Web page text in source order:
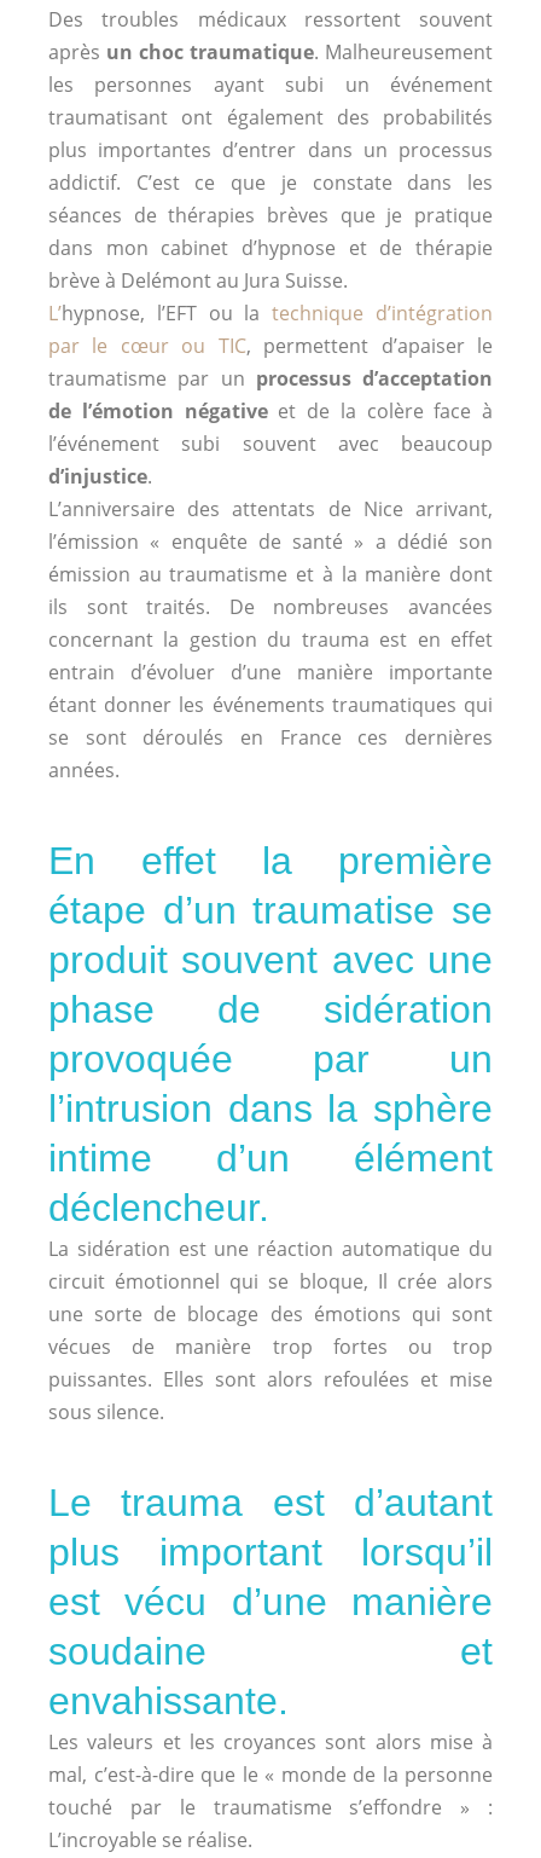
Des troubles médicaux ressortent souvent
après un choc traumatique. Malheureusement
les personnes ayant subi un événement
traumatisant ont également des probabilités
plus importantes d’entrer dans un processus
addictif. C’est ce que je constate dans les
séances de thérapies brèves que je pratique
dans mon cabinet d’hypnose et de thérapie
brève à Delémont au Jura Suisse.
L’hypnose, l’EFT ou latechnique d’intégration
par le cœur ou TIC, permettent d’apaiser le
traumatisme par un processus d’acceptation
de l’émotion négativeet de la colère face à
l’événement subi souvent avec beaucoup
d’injustice.
L’anniversaire des attentats de Nice arrivant,
l’émission « enquête de santé » a dédié son
émission au traumatisme et à la manière dont
ils sont traités. De nombreuses avancées
concernant la gestion du trauma est en effet
entrain d’évoluer d’une manière importante
étant donner les événements traumatiques qui
se sont déroulés en France ces dernières
années.
En effet la première
étape d’un traumatise se
produit souvent avec une
phase de sidération
provoquée par un
l’intrusion dans la sphère
intime d’un élément
déclencheur.
La sidération est une réaction automatique du
circuit émotionnel qui se bloque, Il crée alors
une sorte de blocage des émotions qui sont
vécues de manière trop fortes ou trop
puissantes. Elles sont alors refoulées et mise
sous silence.
Le trauma est d’autant
plus important lorsqu’il
est vécu d’une manière
soudaine et
envahissante.
Les valeurs et les croyances sont alors mise à
mal, c’est-à-dire que le « monde de la personne
touché par le traumatisme s’effondre » :
L’incroyable se réalise.